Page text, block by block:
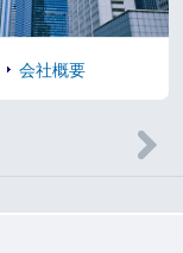
会社概要